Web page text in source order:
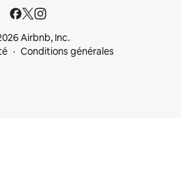
Airbnb, Inc.
Conditions générales